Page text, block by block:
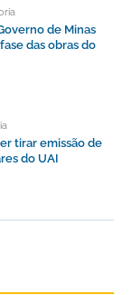
de Minas
das obras do
tirar emissão de
do UAI